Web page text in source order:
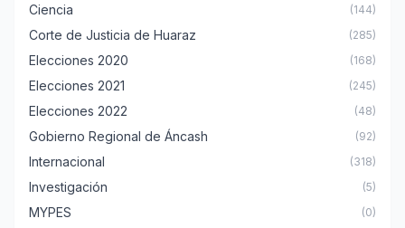
Ciencia (144)
Corte de Justicia de Huaraz (285)
Elecciones 2020 (168)
Elecciones 2021 (245)
Elecciones 2022 (48)
Gobierno Regional de Áncash (92)
Internacional (318)
Investigación (5)
MYPES (0)